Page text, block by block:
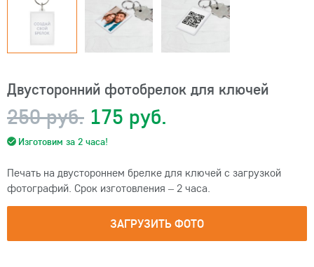
Двусторонний фотобрелок для ключей
250 руб. 175 руб.
Изготовим за 2 часа!
Печать на двустороннем брелке для ключей с загрузкой
фотографий. Срок изготовления – 2 часа.
ЗАГРУЗИТЬ ФОТО